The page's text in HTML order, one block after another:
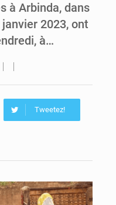
Togo : 300 000 tonnes visées pour la filière soja bio
à Arbinda, dans
2023, ont
à…
Tweetez!